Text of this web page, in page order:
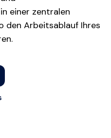
einer zentralen
den Arbeitsablauf Ihres